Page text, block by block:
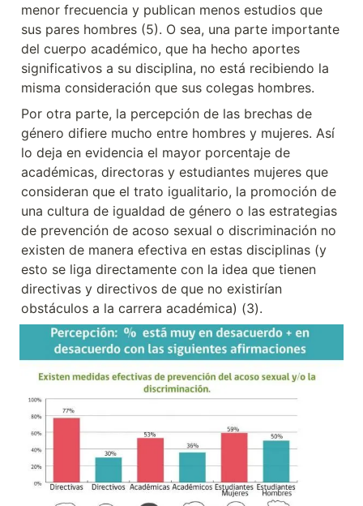
menor frecuencia y publican menos estudios que
sus pares hombres (5). O sea, una parte importante
del cuerpo académico, que ha hecho aportes
significativos a su disciplina, no está recibiendo la
misma consideración que sus colegas hombres.
Por otra parte, la percepción de las brechas de
género difiere mucho entre hombres y mujeres. Así
lo deja en evidencia el mayor porcentaje de
académicas, directoras y estudiantes mujeres que
consideran que el trato igualitario, la promoción de
una cultura de igualdad de género o las estrategias
de prevención de acoso sexual o discriminación no
existen de manera efectiva en estas disciplinas (y
esto se liga directamente con la idea que tienen
directivas y directivos de que no existirían
obstáculos a la carrera académica) (3).